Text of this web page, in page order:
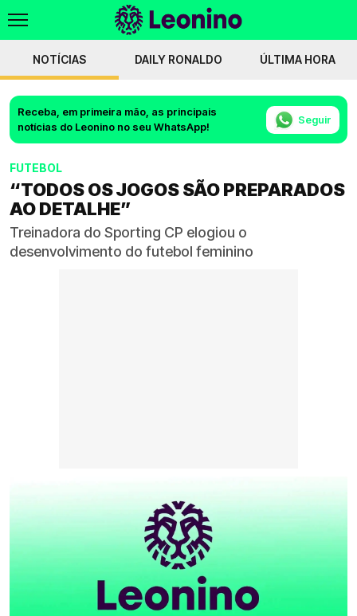
NOTÍCIAS DAILY RONALDO ÚLTIMA HORA
Receba, em primeira mão, as principais
notícias do Leonino no seu WhatsApp!
Seguir
FUTEBOL
“TODOS OS JOGOS SÃO PREPARADOS
AO DETALHE”
Treinadora do Sporting CP elogiou o
desenvolvimento do futebol feminino